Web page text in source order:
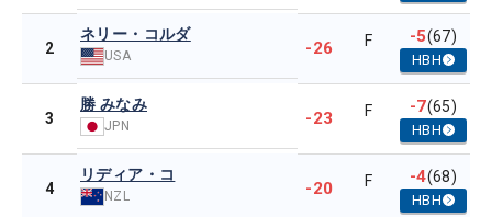
2
ネリー・コルダ
USA -26 F -5(67)
HBH
3
勝 みなみ
JPN -23 F -7(65)
HBH
4
リディア・コ
NZL -20 F -4(68)
HBH